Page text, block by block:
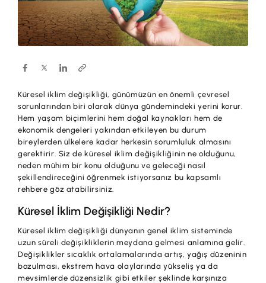
Hesaplar
Yatırım
Sigorta ve Emeklilik
Ödemeler ve Hizmetler
Kampanyalar
Başvuru Yap
ÜRÜN VE HİZMETLERİMİZ
Finansmanlar
Ticari Kartlar
POS Ürünleri
Dış Ticaret
Sektörel Paketler
İş Birliklerimiz
Ürün ve Hizmet Ücretleri
Küresel iklim değişikliği, günümüzün en önemli çevresel
sorunlarından biri olarak dünya gündemindeki yerini korur.
Hem yaşam biçimlerini hem doğal kaynakları hem de
ekonomik dengeleri yakından etkileyen bu durum
bireylerden ülkelere kadar herkesin sorumluluk almasını
gerektirir. Siz de küresel iklim değişikliğinin ne olduğunu,
neden mühim bir konu olduğunu ve geleceği nasıl
şekillendireceğini öğrenmek istiyorsanız bu kapsamlı
rehbere göz atabilirsiniz.
Küresel İklim Değişikliği Nedir?
Küresel iklim değişikliği dünyanın genel iklim sisteminde
uzun süreli değişikliklerin meydana gelmesi anlamına gelir.
Değişiklikler sıcaklık ortalamalarında artış, yağış düzeninin
bozulması, ekstrem hava olaylarında yükseliş ya da
mevsimlerde düzensizlik gibi etkiler şeklinde karşınıza